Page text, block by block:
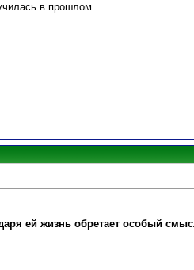
в прошлом.
ей жизнь обретает особый